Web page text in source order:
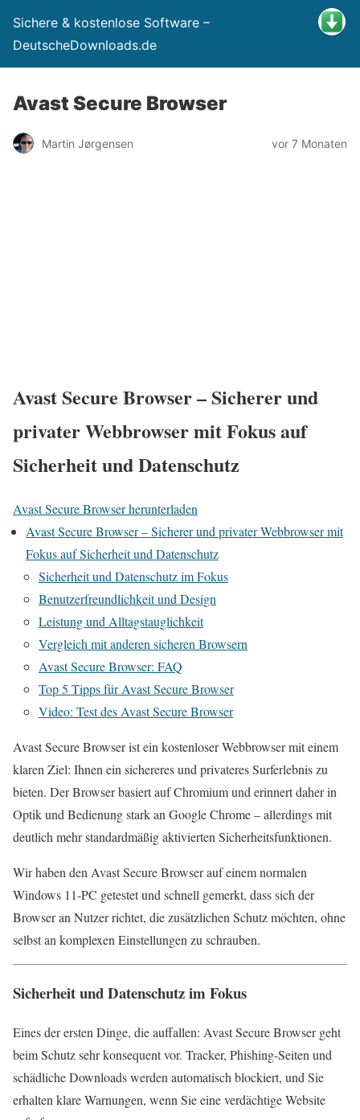
Sichere & kostenlose Software –
DeutscheDownloads.de
Avast Secure Browser
Martin Jørgensen vor 7 Monaten
Avast Secure Browser – Sicherer und
privater Webbrowser mit Fokus auf
Sicherheit und Datenschutz
Avast Secure Browser herunterladen
Avast Secure Browser – Sicherer und privater Webbrowser mit
Fokus auf Sicherheit und Datenschutz
Sicherheit und Datenschutz im Fokus
Benutzerfreundlichkeit und Design
Leistung und Alltagstauglichkeit
Vergleich mit anderen sicheren Browsern
Avast Secure Browser: FAQ
Top 5 Tipps für Avast Secure Browser
Video: Test des Avast Secure Browser
Avast Secure Browser ist ein kostenloser Webbrowser mit einem
klaren Ziel: Ihnen ein sichereres und privateres Surferlebnis zu
bieten. Der Browser basiert auf Chromium und erinnert daher in
Optik und Bedienung stark an Google Chrome – allerdings mit
deutlich mehr standardmäßig aktivierten Sicherheitsfunktionen.
Wir haben den Avast Secure Browser auf einem normalen
Windows 11-PC getestet und schnell gemerkt, dass sich der
Browser an Nutzer richtet, die zusätzlichen Schutz möchten, ohne
selbst an komplexen Einstellungen zu schrauben.
Sicherheit und Datenschutz im Fokus
Eines der ersten Dinge, die auffallen: Avast Secure Browser geht
beim Schutz sehr konsequent vor. Tracker, Phishing-Seiten und
schädliche Downloads werden automatisch blockiert, und Sie
erhalten klare Warnungen, wenn Sie eine verdächtige Website